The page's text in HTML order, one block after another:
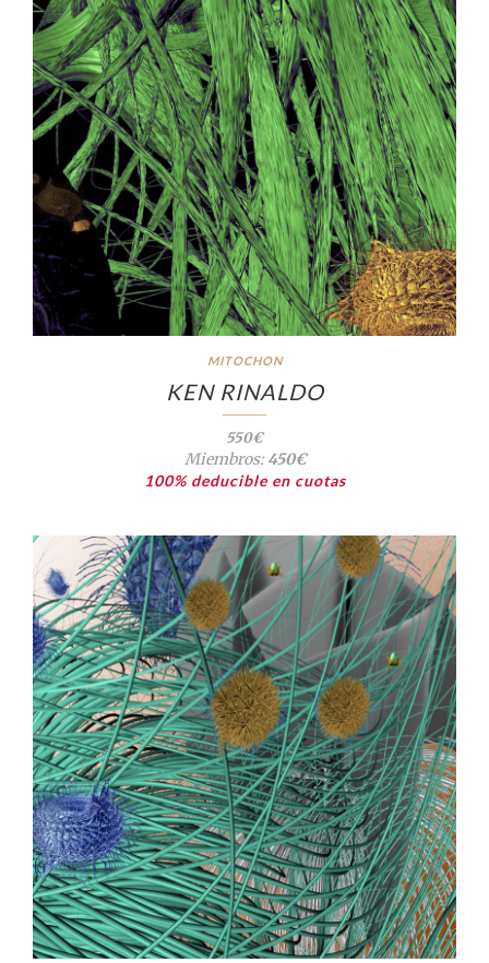
MITOCHON
KEN RINALDO
550€
Miembros:450€
100% deducible en cuotas